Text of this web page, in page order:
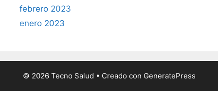
febrero 2023
enero 2023
© 2026 Tecno Salud • Creado con GeneratePress